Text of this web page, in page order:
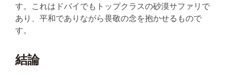
す。これはドバイでもトップクラスの砂漠サファリで
あり、平和でありながら畏敬の念を抱かせるもので
す。
結論